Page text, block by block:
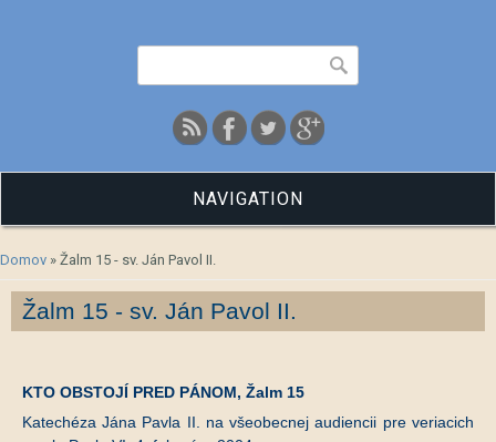
Vyhľadávanie
NAVIGATION
Nachádzate sa tu
Domov » Žalm 15 - sv. Ján Pavol II.
Žalm 15 - sv. Ján Pavol II.
KTO OBSTOJÍ PRED PÁNOM, Žalm 15
Katechéza Jána Pavla II. na všeobecnej audiencii pre veriacich